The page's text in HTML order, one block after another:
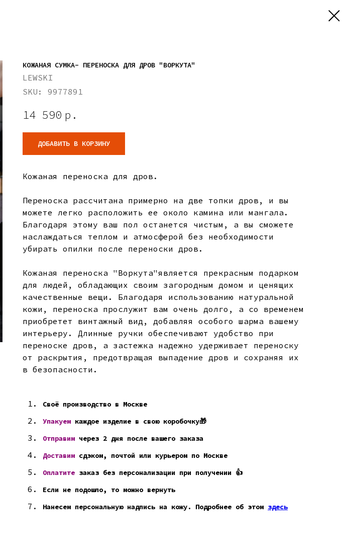
КОЖАНАЯ СУМКА- ПЕРЕНОСКА ДЛЯ ДРОВ "ВОРКУТА"
LEWSKI
SKU: 9977891
14 590 р.
ДОБАВИТЬ В КОРЗИНУ
Кожаная переноска для дров.
Переноска рассчитана примерно на две топки дров, и вы
можете легко расположить ее около камина или мангала.
Благодаря этому ваш пол останется чистым, а вы сможете
наслаждаться теплом и атмосферой без необходимости
убирать опилки после переноски дров.
Кожаная переноска "Воркута"является прекрасным подарком
для людей, обладающих своим загородным домом и ценящих
качественные вещи. Благодаря использованию натуральной
кожи, переноска прослужит вам очень долго, а со временем
приобретет винтажный вид, добавляя особого шарма вашему
интерьеру. Длинные ручки обеспечивают удобство при
переноске дров, а застежка надежно удерживает переноску
от раскрытия, предотвращая выпадение дров и сохраняя их
в безопасности.
Своё производство в Москве
Упакуем каждое изделие в свою коробочку🎁
Отправим через 2 дня после вашего заказа
Доставим сдэком, почтой или курьером по Москве
Оплатите заказ без персонализации при получении 👍
Если не подошло, то можно вернуть
Нанесем персональную надпись на кожу. Подробнее об этом здесь